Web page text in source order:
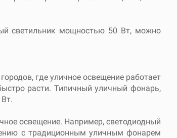
светильник мощностью 50 Вт, можно
где уличное освещение работает
расти. Типичный уличный фонарь,
освещение. Например, светодиодный
с традиционным уличным фонарем